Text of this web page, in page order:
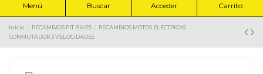
Menú Buscar Acceder Carrito
Inicio RECAMBIOS PIT BIKES
RECAMBIOS MOTOS ELECTRICAS
CONMUTADOR 3 VELOCIDADES